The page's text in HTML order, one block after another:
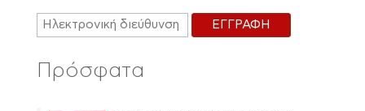
Πρόσφατα